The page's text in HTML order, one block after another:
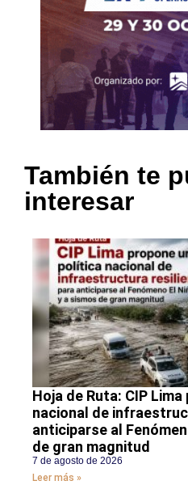
También te
interesar
Hoja de Ruta: CIP
nacional de
anticiparse al
de gran magnitud
7 de agosto de 2026
Leer más »